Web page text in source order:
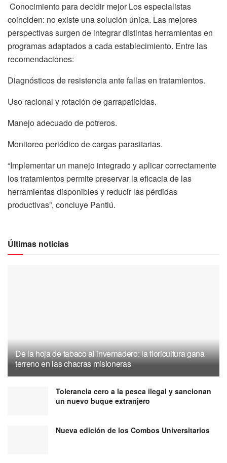
Conocimiento para decidir mejor Los especialistas
coinciden: no existe una solución única. Las mejores
perspectivas surgen de integrar distintas herramientas en
programas adaptados a cada establecimiento. Entre las
recomendaciones:
Diagnósticos de resistencia ante fallas en tratamientos.
Uso racional y rotación de garrapaticidas.
Manejo adecuado de potreros.
Monitoreo periódico de cargas parasitarias.
“Implementar un manejo integrado y aplicar correctamente
los tratamientos permite preservar la eficacia de las
herramientas disponibles y reducir las pérdidas
productivas”, concluye Pantiú.
Últimas noticias
De la hoja de tabaco al invernadero: la floricultura gana
terreno en las chacras misioneras
Tolerancia cero a la pesca ilegal y sancionan
un nuevo buque extranjero
Nueva edición de los Combos Universitarios